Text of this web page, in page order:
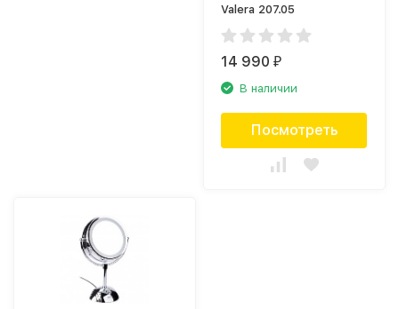
Valera 207.05
14 990₽
В наличии
Посмотреть